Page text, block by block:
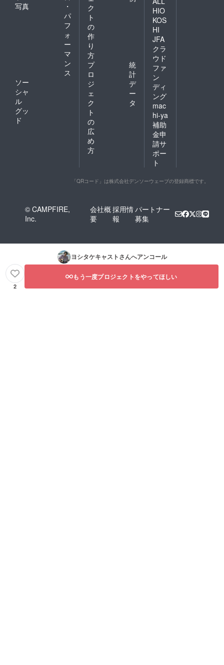
写真
・
パ
フ
ォ
ー
マ
ン
ス
ソー
シャ
ル
グッ
ド
ク
ト
の
作
り
方
プ
ロ
ジ
ェ
ク
ト
の
広
め
方
統
計
デ
ー
タ
HIO
KOS
HI
JFA
クラ
ウド
ファ
ン
ディ
ング
mac
hi-ya
補助
金申
請サ
ポー
ト
「QRコード」は株式会社デンソーウェーブの登録商標です。
© CAMPFIRE,
Inc.
会社概
要
採用情
報
パートナー
募集
ヨシタケキャストさんへアンコール
2
もう一度プロジェクトをやってほしい